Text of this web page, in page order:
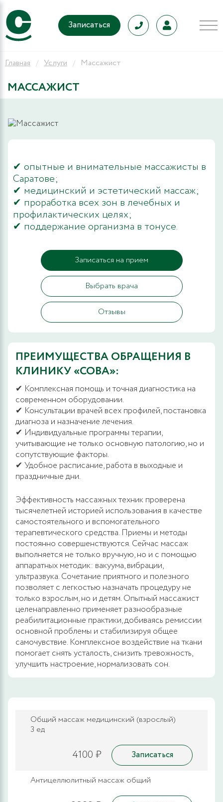
Записаться
Главная Услуги Массажист
МАССАЖИСТ
✔ опытные и внимательные массажисты в
Саратове;
✔ медицинский и эстетический массаж;
✔ проработка всех зон в лечебных и
профилактических целях;
✔ поддержание организма в тонусе.
Записаться на прием
Выбрать врача
Отзывы
ПРЕИМУЩЕСТВА ОБРАЩЕНИЯ В
КЛИНИКУ «СОВА»:
✔ Комплексная помощь и точная диагностика на
современном оборудовании.
✔ Консультации врачей всех профилей, постановка
диагноза и назначение лечения.
✔ Индивидуальные программы терапии,
учитывающие не только основную патологию, но и
сопутствующие факторы.
✔ Удобное расписание, работа в выходные и
праздничные дни.
Эффективность массажных техник проверена
тысячелетней историей использования в качестве
самостоятельного и вспомогательного
терапевтического средства. Приемы и методы
постоянно совершенствуются. Сейчас массаж
выполняется не только вручную, но и с помощью
аппаратных методик: вакуума, вибрации,
ультразвука. Сочетание приятного и полезного
позволяет с легкостью назначать процедуру не
только взрослым, но и детям. Опытный массажист
целенаправленно применяет разнообразные
реабилитационные практики, добиваясь ремиссии
основной проблемы и стабилизируя общее
самочувствие. Комплексное воздействие на ткани
помогает снять усталость, снизить тревожность,
улучшить настроение, нормализовать сон.
Общий массаж медицинский (взрослый)
3 ед
4100 ₽ Записаться
Антицеллюлитный массаж общий